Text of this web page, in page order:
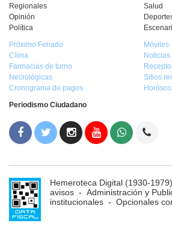
Regionales
Opinión
Política
Salud
Próximo Feriado
Clima
Farmacias de turno
Necrológicas
Cronograma de pagos
Móviles
Noticias
Sitios
Periodismo Ciudadano
Hemeroteca Digital (1930-1979)
avisos - Administración y
institucionales - Opcionales